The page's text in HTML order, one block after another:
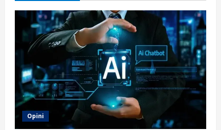
Opini